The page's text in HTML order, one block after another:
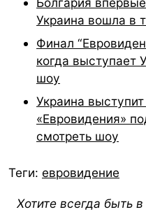
Украина вошла в
Финал
когда выступает
шоу
Украина
«Евровидения»
смотреть шоу
Теги: евровидение
Хотите всегда быть